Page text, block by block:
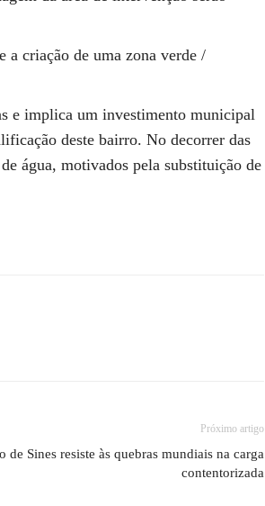
criação de uma zona verde /
e implica um investimento municipal
deste bairro. No decorrer das
água, motivados pela substituição de
Próximo artigo
de Sines resiste às quebras mundiais na carga
contentorizada